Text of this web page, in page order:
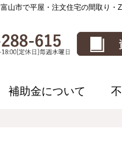
富山市で平屋・注文住宅の間取り・
補助金について